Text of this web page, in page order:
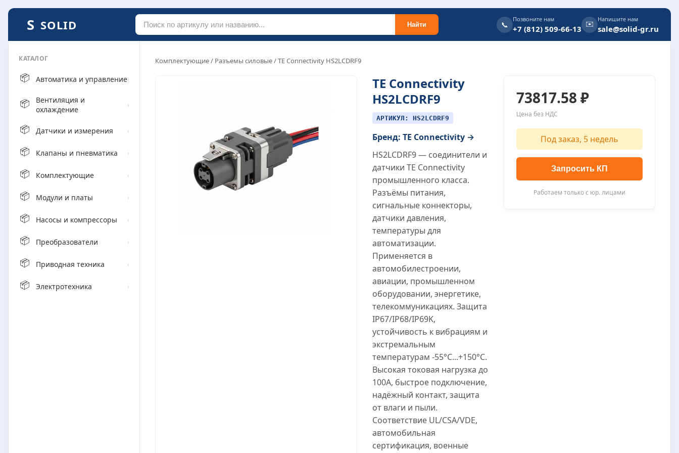
SOLID Найти 📞
Позвоните нам
+7 (812) 509-66-13
✉️ Напишите нам
sale@solid-gr.ru
КАТАЛОГ
📦 Автоматика и управление›
📦
Вентиляция и
охлаждение
›
📦 Датчики и измерения ›
📦 Клапаны и пневматика ›
📦 Комплектующие ›
📦 Модули и платы ›
📦 Насосы и компрессоры ›
📦 Преобразователи ›
📦 Приводная техника ›
📦 Электротехника ›
Комплектующие/ Разъемы силовые/ TE Connectivity HS2LCDRF9
TE Connectivity
HS2LCDRF9
АРТИКУЛ: HS2LCDRF9
Бренд: TE Connectivity →
HS2LCDRF9 — соединители и
датчики TE Connectivity
промышленного класса.
Разъёмы питания,
сигнальные коннекторы,
датчики давления,
температуры для
автоматизации.
Применяется в
автомобилестроении,
авиации, промышленном
оборудовании, энергетике,
телекоммуникациях. Защита
IP67/IP68/IP69K,
устойчивость к вибрациям и
экстремальным
температурам -55°C...+150°C.
Высокая токовая нагрузка до
100A, быстрое подключение,
надёжный контакт, защита
от влаги и пыли.
Соответствие UL/CSA/VDE,
автомобильная
сертификация, военные
73817.58 ₽
Цена без НДС
Под заказ, 5 недель
Запросить КП
Работаем только с юр. лицами